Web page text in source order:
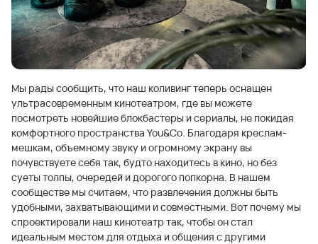
Мы рады сообщить, что наш коливинг теперь оснащен
ультрасовременным кинотеатром, где вы можете
посмотреть новейшие блокбастеры и сериалы, не покидая
комфортного пространства You&Co. Благодаря креслам-
мешкам, объемному звуку и огромному экрану вы
почувствуете себя так, будто находитесь в кино, но без
суеты толпы, очередей и дорогого попкорна. В нашем
сообществе мы считаем, что развлечения должны быть
удобными, захватывающими и совместными. Вот почему мы
спроектировали наш кинотеатр так, чтобы он стал
идеальным местом для отдыха и общения с другими